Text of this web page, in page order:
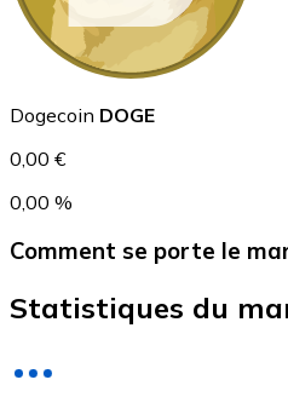
USD Coin
USDC
Dogecoin DOGE
0,00 €
0,00 %
Comment se porte le
Statistiques du